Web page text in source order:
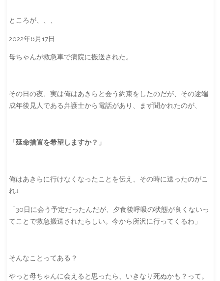
ところが、、、
2022年6月17日
母ちゃんが救急車で病院に搬送された。
その日の夜、実は俺はあきらと会う約束をしたのだが、その途端
成年後見人である弁護士から電話があり、まず聞かれたのが、
「延命措置を希望しますか？」
俺はあきらに行けなくなったことを伝え、その時に送ったのがこ
れ↓
「30日に会う予定だったんだが、夕食後呼吸の状態が良くないっ
てことで救急搬送されたらしい。今から所沢に行ってくるわ」
そんなことってある？
やっと母ちゃんに会えると思ったら、いきなり死ぬかも？って。